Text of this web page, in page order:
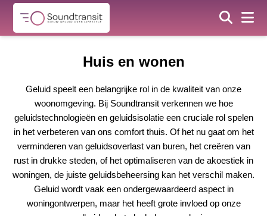
Huis en wonen
Geluid speelt een belangrijke rol in de kwaliteit van onze
woonomgeving. Bij Soundtransit verkennen we hoe
geluidstechnologieën en geluidsisolatie een cruciale rol spelen
in het verbeteren van ons comfort thuis. Of het nu gaat om het
verminderen van geluidsoverlast van buren, het creëren van
rust in drukke steden, of het optimaliseren van de akoestiek in
woningen, de juiste geluidsbeheersing kan het verschil maken.
Geluid wordt vaak een ondergewaardeerd aspect in
woningontwerpen, maar het heeft grote invloed op onze